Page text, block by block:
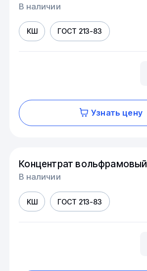
В наличии
КШ ГОСТ 213-83
Узнать цену
Концентрат вольфрамовый
В наличии
КШ ГОСТ 213-83